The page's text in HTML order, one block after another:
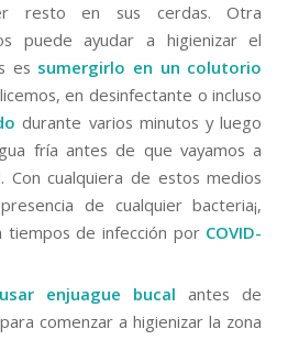
resto en sus cerdas. Otra
puede ayudar a higienizar el
es sumergirlo en un colutorio
en desinfectante o incluso
durante varios minutos y luego
fría antes de que vayamos a
Con cualquiera de estos medios
de cualquier bacteria¡,
tiempos de infección por COVID-
usar enjuague bucal antes de
comenzar a higienizar la zona